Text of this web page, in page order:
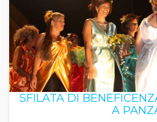
SFILATA DI
A